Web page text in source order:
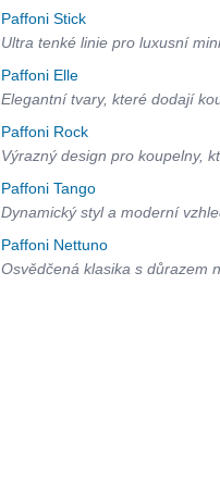
Paffoni Stick
Ultra tenké linie pro luxusní
Paffoni Elle
Elegantní tvary, které dodají
Paffoni Rock
Výrazný design pro koupelny,
Paffoni Tango
Dynamický styl a moderní
Paffoni Nettuno
Osvědčená klasika s důrazem